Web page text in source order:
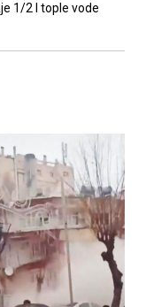
1/2 l tople vode